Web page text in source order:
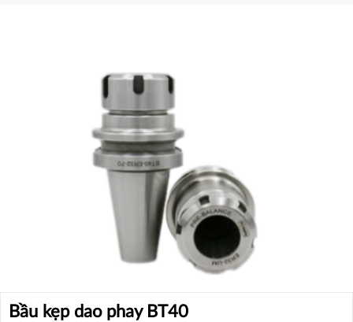
Bầu kẹp dao phay BT40